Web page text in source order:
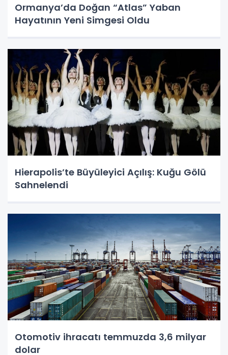
Ormanya’da Doğan “Atlas” Yaban
Hayatının Yeni Simgesi Oldu
Hierapolis’te Büyüleyici Açılış: Kuğu Gölü
Sahnelendi
Otomotiv ihracatı temmuzda 3,6 milyar
dolar